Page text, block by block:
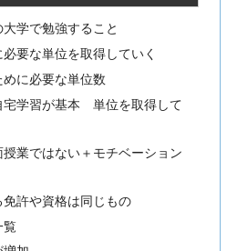
学で勉強すること
要な単位を取得していく
に必要な単位数
宅学習が基本 単位を取得して
業ではない＋モチベーション
許や資格は同じもの
覧